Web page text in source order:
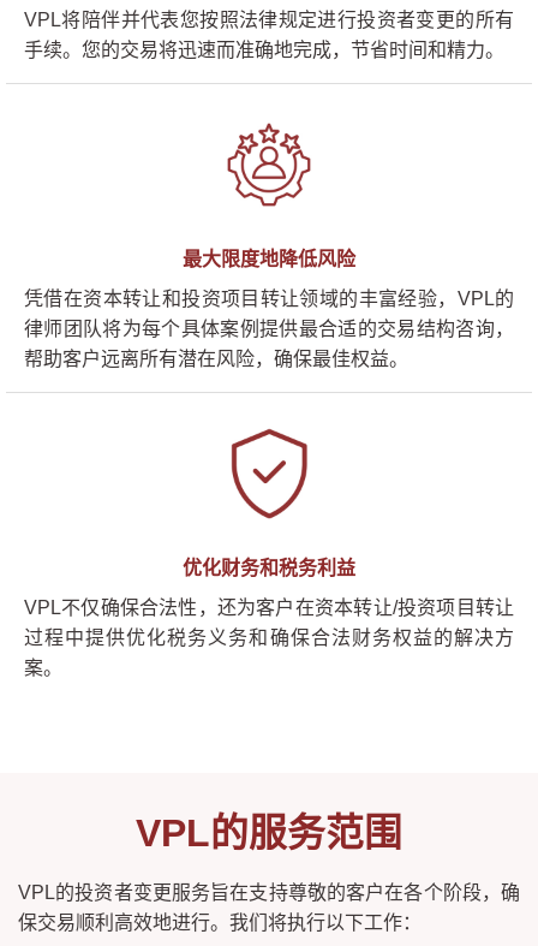
VPL将陪伴并代表您按照法律规定进行投资者变更的所有
手续。您的交易将迅速而准确地完成，节省时间和精力。
最大限度地降低风险
凭借在资本转让和投资项目转让领域的丰富经验，VPL的
律师团队将为每个具体案例提供最合适的交易结构咨询，
帮助客户远离所有潜在风险，确保最佳权益。
优化财务和税务利益
VPL不仅确保合法性，还为客户在资本转让/投资项目转让
过程中提供优化税务义务和确保合法财务权益的解决方
案。
VPL的服务范围
VPL的投资者变更服务旨在支持尊敬的客户在各个阶段，确
保交易顺利高效地进行。我们将执行以下工作：